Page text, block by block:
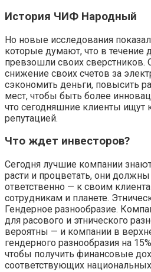
История ЧИФ Народный
Но новые исследования
которые думают, что в течение
превзошли своих сверстников.
снижение своих счетов за
сэкономить деньги, повысить
мест, чтобы быть более
что сегодняшние клиенты ищут
репутацией.
Что ждет инвесторов?
Сегодня лучшие компании
расти и процветать, они
ответственно — к своим
сотрудникам и планете.
Гендерное разнообразие.
для расового и этнического
вероятны — и компании в
гендерного разнообразия на
чтобы получить финансовые
соответствующих